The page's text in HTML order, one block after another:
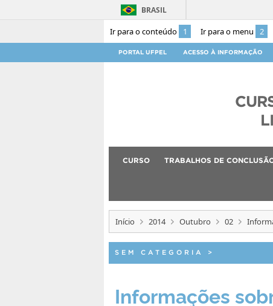
Ir para o conteúdo 1 Ir para o menu 2
BRASIL
PORTAL UFPEL ACESSO À INFORMAÇÃO
CURSO TRABALHOS DE
Início 2014 Outubro 02
SEM CATEGORIA >
Informações